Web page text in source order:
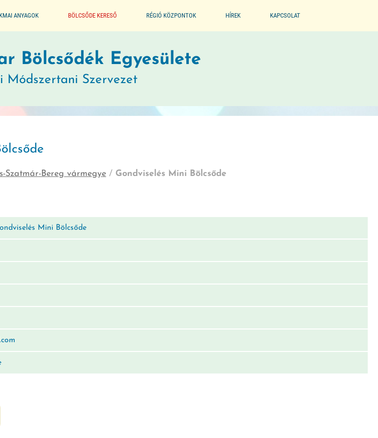
ANYAGOK
A BÖLCSŐDÉK
KIADVÁNYOK
JELZŐRENDSZER
BÖLCSŐDE KERESŐ RÉGIÓ KÖZPONTOK HÍREK KAPCSOLAT
Bölcsődék Egyesülete
Módszertani Szervezet
Szatmár-Bereg vármegye / Gondviselés Mini Bölcsőde
Mini Bölcsőde